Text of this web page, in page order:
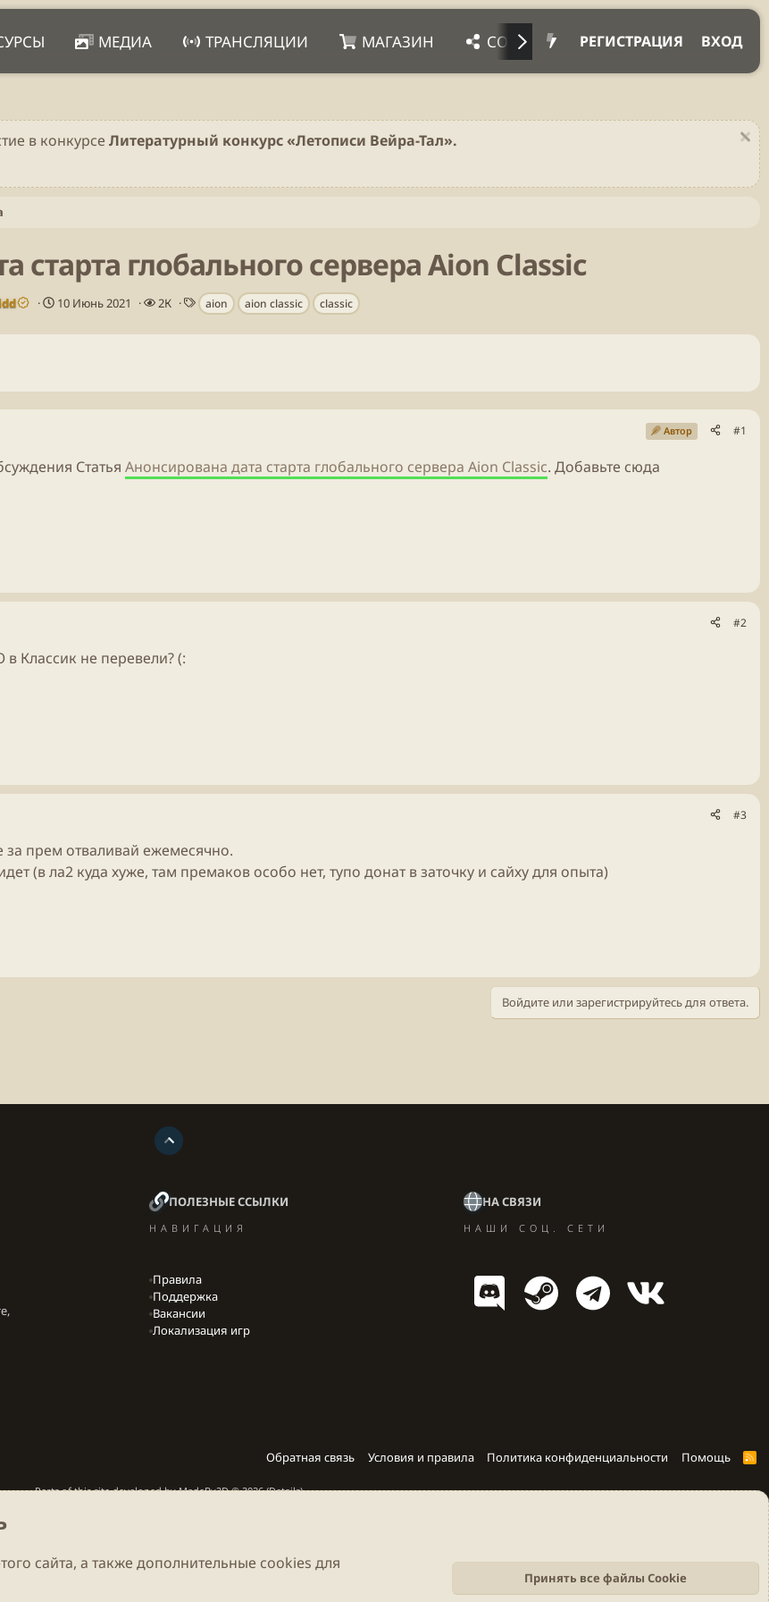
МЕДИА ТРАНСЛЯЦИИ МАГАЗИН СОЦ. СЕТИ ПРОЧЕЕ ВХОД
РЕГИСТРАЦИЯ
в конкурсе Литературный конкурс «Летописи Вейра-Тал».
старта глобального сервера Aion Classic
Д
т
10 Июнь 2021
П
о
2К
Т
е
г
aion aion classic classic
Автор #1
Статья Анонсирована дата старта глобального сервера Aion Classic. Добавьте сюда
#2
Классик не перевели? (:
#3
прем отваливай ежемесячно.
(в ла2 куда хуже, там премаков особо нет, тупо донат в заточку и сайху для опыта)
Войдите или зарегистрируйтесь для ответа.
ПОЛЕЗНЫЕ ССЫЛКИ
НАВИГАЦИЯ
Правила
Поддержка
Вакансии
Локализация игр
НА СВЯЗИ
НАШИ СОЦ. СЕТИ
Обратная связь Условия и правила Политика конфиденциальности Помощь
R
Parts of this site developed byMadeBy2D© 2026 (Details)
сайта, а также дополнительные cookies для
Принять все файлы Cookie